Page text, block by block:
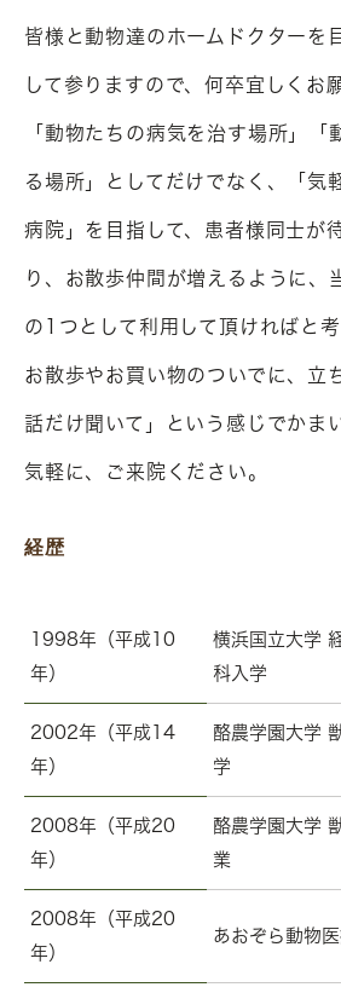
皆様と動物達のホームドクターを
して参りますので、何卒宜しくお
「動物たちの病気を治す場所」「
る場所」としてだけでなく、「気
病院」を目指して、患者様同士が
り、お散歩仲間が増えるように、
の1つとして利用して頂ければと考
お散歩やお買い物のついでに、立
話だけ聞いて」という感じでかま
気軽に、ご来院ください。
経歴
1998年（平成10
年）
横浜国立大学
科入学
2002年（平成14
年）
酪農学園大学
学
2008年（平成20
年）
酪農学園大学
業
2008年（平成20
年）
あおぞら動物